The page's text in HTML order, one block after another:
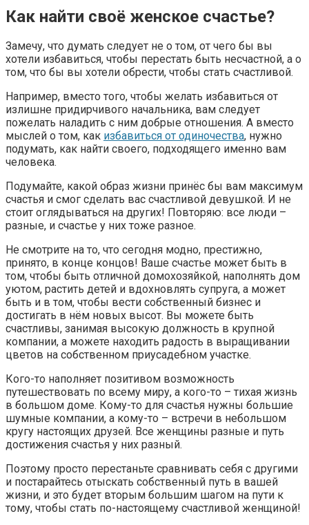
Как найти своё женское счастье?
Замечу, что думать следует не о том, от чего бы вы
хотели избавиться, чтобы перестать быть несчастной, а о
том, что бы вы хотели обрести, чтобы стать счастливой.
Например, вместо того, чтобы желать избавиться от
излишне придирчивого начальника, вам следует
пожелать наладить с ним добрые отношения. А вместо
мыслей о том, как избавиться от одиночества, нужно
подумать, как найти своего, подходящего именно вам
человека.
Подумайте, какой образ жизни принёс бы вам максимум
счастья и смог сделать вас счастливой девушкой. И не
стоит оглядываться на других! Повторяю: все люди –
разные, и счастье у них тоже разное.
Не смотрите на то, что сегодня модно, престижно,
принято, в конце концов! Ваше счастье может быть в
том, чтобы быть отличной домохозяйкой, наполнять дом
уютом, растить детей и вдохновлять супруга, а может
быть и в том, чтобы вести собственный бизнес и
достигать в нём новых высот. Вы можете быть
счастливы, занимая высокую должность в крупной
компании, а можете находить радость в выращивании
цветов на собственном приусадебном участке.
Кого-то наполняет позитивом возможность
путешествовать по всему миру, а кого-то – тихая жизнь
в большом доме. Кому-то для счастья нужны большие
шумные компании, а кому-то – встречи в небольшом
кругу настоящих друзей. Все женщины разные и путь
достижения счастья у них разный.
Поэтому просто перестаньте сравнивать себя с другими
и постарайтесь отыскать собственный путь в вашей
жизни, и это будет вторым большим шагом на пути к
тому, чтобы стать по-настоящему счастливой женщиной!